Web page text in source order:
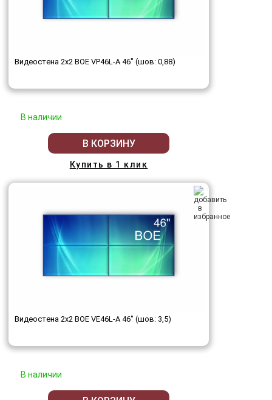
Видеостена 2x2 BOE VP46L-A 46" (шов: 0,88)
В наличии
В КОРЗИНУ
Купить в 1 клик
Видеостена 2x2 BOE VE46L-A 46" (шов: 3,5)
В наличии